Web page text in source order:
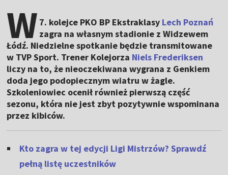
W 7. kolejce PKO BP Ekstraklasy Lech Poznań
zagra na własnym stadionie z Widzewem
Łódź. Niedzielne spotkanie będzie transmitowane
w TVP Sport. Trener Kolejorza Niels Frederiksen
liczy na to, że nieoczekiwana wygrana z Genkiem
doda jego podopiecznym wiatru w żagle.
Szkoleniowiec ocenił również pierwszą część
sezonu, która nie jest zbyt pozytywnie wspominana
przez kibiców.
Kto zagra w tej edycji Ligi Mistrzów? Sprawdź
pełną listę uczestników